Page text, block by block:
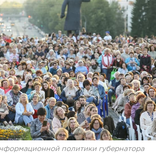
политики губернатора